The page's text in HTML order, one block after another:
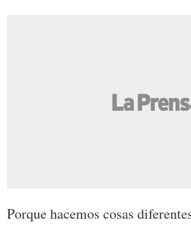
Porque hacemos cosas